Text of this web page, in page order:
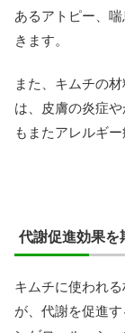
あるアトピー、
きます。
また、キムチの
は、皮膚の炎症
もまたアレルギ
代謝促進効果を
キムチに使われ
が、代謝を促進